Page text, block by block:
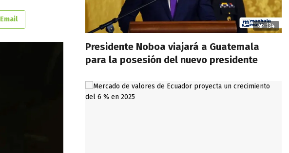
Email
134
Presidente Noboa viajará a Guatemala
para la posesión del nuevo presidente